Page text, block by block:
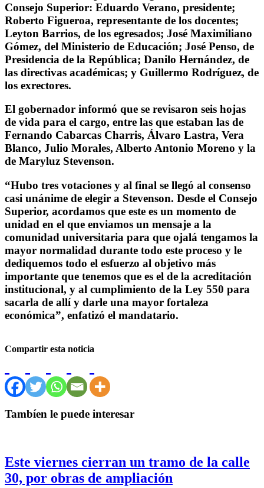
Consejo Superior: Eduardo Verano, presidente;
Roberto Figueroa, representante de los docentes;
Leyton Barrios, de los egresados; José Maximiliano
Gómez, del Ministerio de Educación; José Penso, de
Presidencia de la República; Danilo Hernández, de
las directivas académicas; y Guillermo Rodríguez, de
los exrectores.
El gobernador informó que se revisaron seis hojas
de vida para el cargo, entre las que estaban las de
Fernando Cabarcas Charris, Álvaro Lastra, Vera
Blanco, Julio Morales, Alberto Antonio Moreno y la
de Maryluz Stevenson.
“Hubo tres votaciones y al final se llegó al consenso
casi unánime de elegir a Stevenson. Desde el Consejo
Superior, acordamos que este es un momento de
unidad en el que enviamos un mensaje a la
comunidad universitaria para que ojalá tengamos la
mayor normalidad durante todo este proceso y le
dediquemos todo el esfuerzo al objetivo más
importante que tenemos que es el de la acreditación
institucional, y al cumplimiento de la Ley 550 para
sacarla de allí y darle una mayor fortaleza
económica”, enfatizó el mandatario.
Compartir esta noticia
Tambíen le puede interesar
Este viernes cierran un tramo de la calle
30, por obras de ampliación